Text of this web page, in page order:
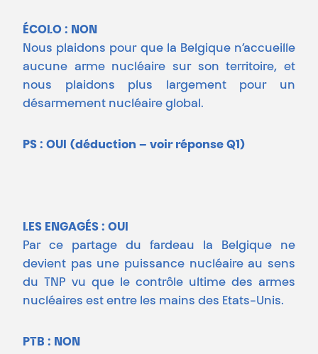
ÉCOLO : NON
Nous plaidons pour que la Belgique n’accueille
aucune arme nucléaire sur son territoire, et
nous plaidons plus largement pour un
désarmement nucléaire global.
PS : OUI (déduction – voir réponse Q1)
LES ENGAGÉS : OUI
Par ce partage du fardeau la Belgique ne
devient pas une puissance nucléaire au sens
du TNP vu que le contrôle ultime des armes
nucléaires est entre les mains des Etats-Unis.
PTB : NON